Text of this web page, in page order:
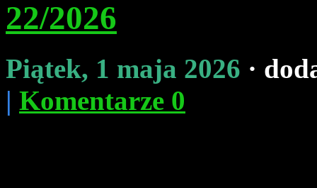
22/2026
Piątek, 1 maja 2026 ·
| Komentarze 0